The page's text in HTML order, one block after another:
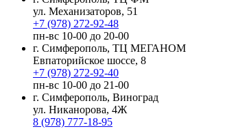
ул. Механизаторов, 51
+7 (978) 272-92-48
пн-вс 10-00 до 20-00
г. Симферополь, ТЦ МЕГАНОМ
Евпаторийское шоссе, 8
+7 (978) 272-92-40
пн-вс 10-00 до 21-00
г. Симферополь, Виноград
ул. Никанорова, 4Ж
8 (978) 777-18-95